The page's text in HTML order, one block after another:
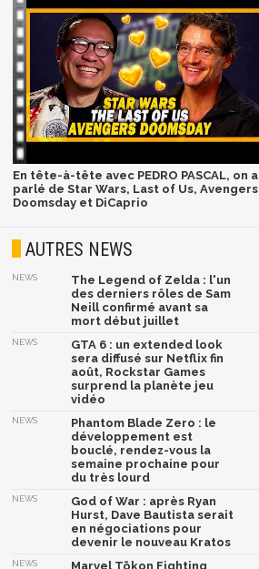
En tête-à-tête avec PEDRO PASCAL, on a
parlé de Star Wars, Last of Us, Avengers
Doomsday et DiCaprio
AUTRES NEWS
NEWS
The Legend of Zelda : l'un
des derniers rôles de Sam
Neill confirmé avant sa
mort début juillet
NEWS
GTA 6 : un extended look
sera diffusé sur Netflix fin
août, Rockstar Games
surprend la planète jeu
vidéo
NEWS
Phantom Blade Zero : le
développement est
bouclé, rendez-vous la
semaine prochaine pour
du très lourd
NEWS
God of War : après Ryan
Hurst, Dave Bautista serait
en négociations pour
devenir le nouveau Kratos
NEWS Marvel Tōkon Fighting